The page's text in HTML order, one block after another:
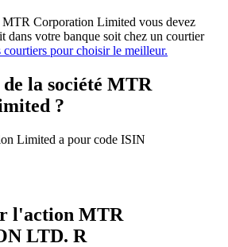
MTR Corporation Limited vous devez
dans votre banque soit chez un courtier
courtiers pour choisir le meilleur.
la société MTR
?
Limited a pour code ISIN
l'action MTR
LTD. R